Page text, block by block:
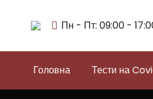
Пн - Пт: 09:00 -
Головна Тести на